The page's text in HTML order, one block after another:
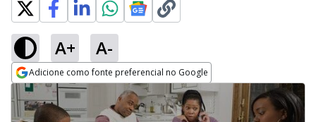
A+ A-
Adicione como fonte preferencial no Google
Opens in new window